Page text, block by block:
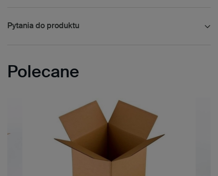
Pytania do produktu
Polecane